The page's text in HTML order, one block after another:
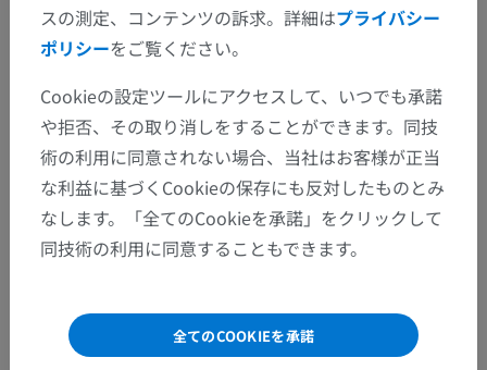
解剖学的階層
人体解剖学2
スの測定、コンテンツの訴求。詳細はプライバシー
ポリシーをご覧ください。
Cookieの設定ツールにアクセスして、いつでも承諾
や拒否、その取り消しをすることができます。同技
術の利用に同意されない場合、当社はお客様が正当
な利益に基づくCookieの保存にも反対したものとみ
なします。「全てのCookieを承諾」をクリックして
同技術の利用に同意することもできます。
全てのCOOKIEを承諾